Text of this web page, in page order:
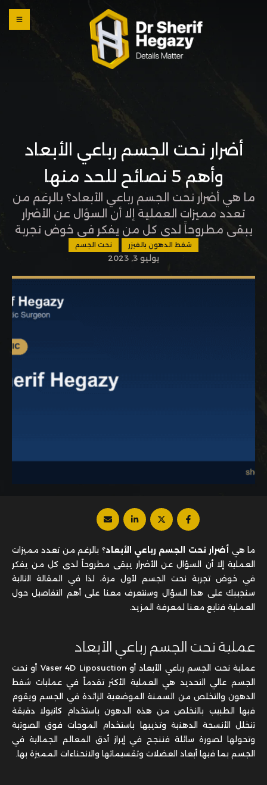
أضرار نحت الجسم رباعي الأبعاد
وأهم 5 نصائح للحد منها
ما هي أضرار نحت الجسم رباعي الأبعاد؟ بالرغم من
تعدد مميزات العملية إلا أن السؤال عن الأضرار
يبقى مطروحاً لدى كل من يفكر في خوض تجربة
نحت الجسم لأول مرة، لذا في المقالة التالية
سنجيبك على هذا السؤال وستتعرف معنا على
أهم التفاصيل حول العملية فتابع معنا لمعرفة
المزيد. عملية نحت الجسم رباعي الأبعاد عملية …
شفط الدهون بالفيزر نحت الجسم
يوليو 3, 2023
ما هي أضرار نحت الجسم رباعي الأبعاد؟ بالرغم من تعدد مميزات
العملية إلا أن السؤال عن الأضرار يبقى مطروحاً لدى كل من يفكر
في خوض تجربة نحت الجسم لأول مرة، لذا في المقالة التالية
سنجيبك على هذا السؤال وستتعرف معنا على أهم التفاصيل حول
العملية فتابع معنا لمعرفة المزيد.
عملية نحت الجسم رباعي الأبعاد
عملية نحت الجسم رباعي الأبعاد أو Vaser 4D Liposuction أو نحت
الجسم عالي التحديد هي العملية الأكثر تقدماً في عمليات شفط
الدهون والتخلص من السمنة الموضعية الزائدة في الجسم ويقوم
فيها الطبيب بالتخلص من هذه الدهون باستخدام كانيولا دقيقة
تتخلل الأنسجة الدهنية وتذيبها باستخدام الموجات فوق الصوتية
وتحولها لصورة سائلة فتنجح في إبراز أدق المعالم الجمالية في
الجسم بما فيها أبعاد العضلات وتقسيماتها والانحناءات المميزة بها.